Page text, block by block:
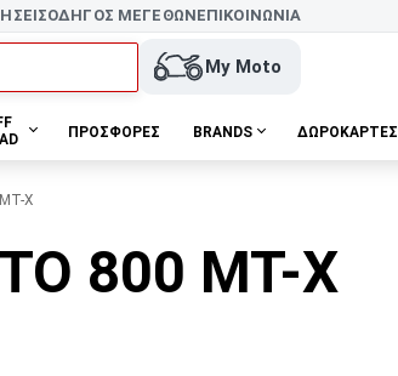
ΟΔΗΓΟΣ ΜΕΓΕΘΩΝΕΠΙΚΟΙΝΩΝΙΑ
My Moto
ΠΡΟΣΦΟΡΕΣ BRANDS ΔΩΡΟΚΆΡΤΕΣ
X
800 MT-X